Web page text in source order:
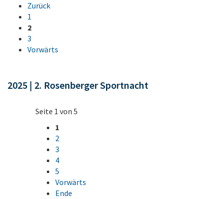
Zurück
1
2
3
Vorwärts
2025 | 2. Rosenberger Sportnacht
Seite 1 von 5
1
2
3
4
5
Vorwärts
Ende